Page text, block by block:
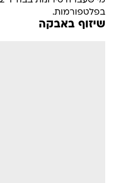
בפלטפורמות.
שיזוף באבקה